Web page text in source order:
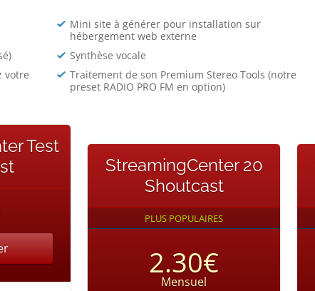
Mini site à générer pour installation sur
hébergement web externe
Synthèse vocale
votre
Traitement de son Premium Stereo Tools (notre
preset RADIO PRO FM en option)
Test
StreamingCenter 20
Shoutcast
PLUS POPULAIRES
2.30€
Mensuel